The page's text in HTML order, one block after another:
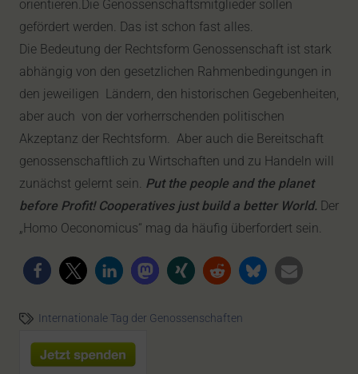
orientieren.Die Genossenschaftsmitglieder sollen
gefördert werden. Das ist schon fast alles.
Die Bedeutung der Rechtsform Genossenschaft ist stark
abhängig von den gesetzlichen Rahmenbedingungen in
den jeweiligen Ländern, den historischen Gegebenheiten,
aber auch von der vorherrschenden politischen
Akzeptanz der Rechtsform. Aber auch die Bereitschaft
genossenschaftlich zu Wirtschaften und zu Handeln will
zunächst gelernt sein. Put the people and the planet
before Profit! Cooperatives just build a better World. Der
„Homo Oeconomicus“ mag da häufig überfordert sein.
Internationale Tag der Genossenschaften